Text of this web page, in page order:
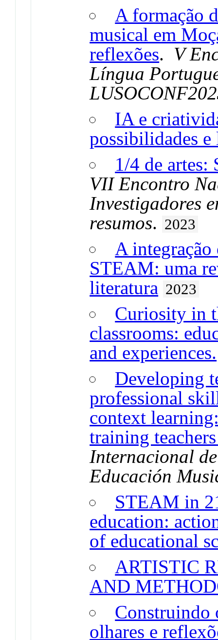
A formação
musical em
reflexões. V
Língua
IA e
possibilidades
1/4 de artes:
VII Encontro
Investigadores
resumos. 2023
A integração
STEAM: uma
literatura 2023
Curiosity in
classrooms:
and experiences.
Developing
professional
context
training
Internacional
Educación
STEAM in
education:
of educational
ARTISTIC
AND
Construindo
olhares e